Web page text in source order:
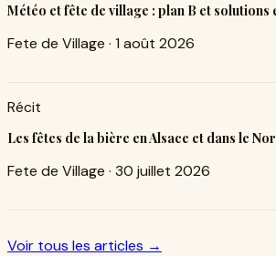
Météo et fête de village : plan B et solutions
Fete de Village · 1 août 2026
Récit
Les fêtes de la bière en Alsace et dans le
Fete de Village · 30 juillet 2026
Voir tous les articles →